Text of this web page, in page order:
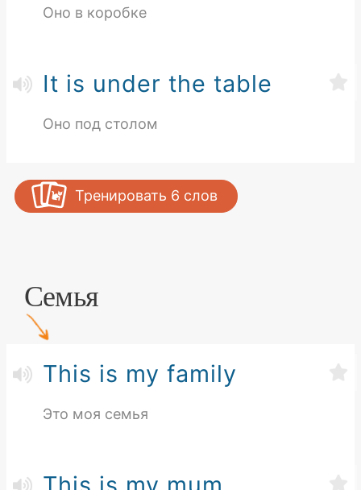
Оно в коробке
It is under the table
Оно под столом
Тренировать 6 слов
Семья
This is my family
Это моя семья